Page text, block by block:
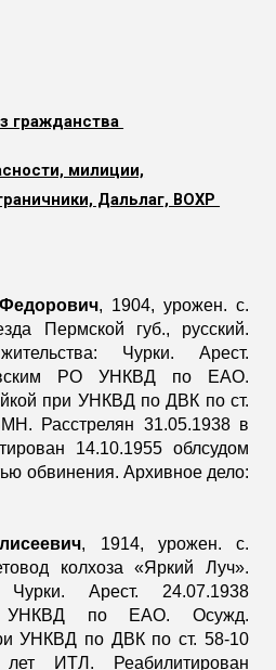
гражданства
милиции,
Дальлаг, ВОХР
, 1904, урожен. с.
Пермской губ., русский.
Чурки. Арест.
РО УНКВД по ЕАО.
при УНКВД по ДВК по ст.
Расстрелян 31.05.1938 в
14.10.1955 облсудом
обвинения. Архивное дело:
, 1914, урожен. с.
колхоза «Яркий Луч».
Чурки. Арест. 24.07.1938
УНКВД по ЕАО. Осужд.
УНКВД по ДВК по ст. 58-10
ИТЛ. Реабилитирован